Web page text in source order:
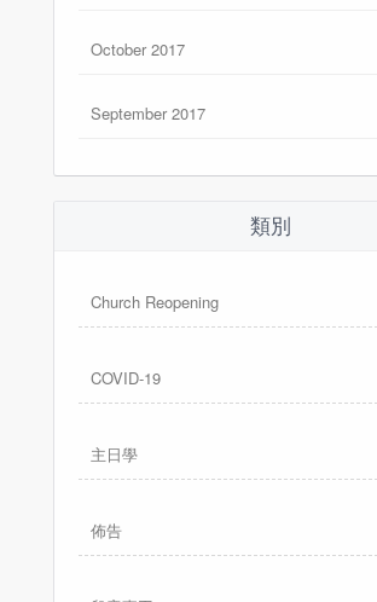
October 2017
September 2017
類別
Church Reopening
COVID-19
主日學
佈告